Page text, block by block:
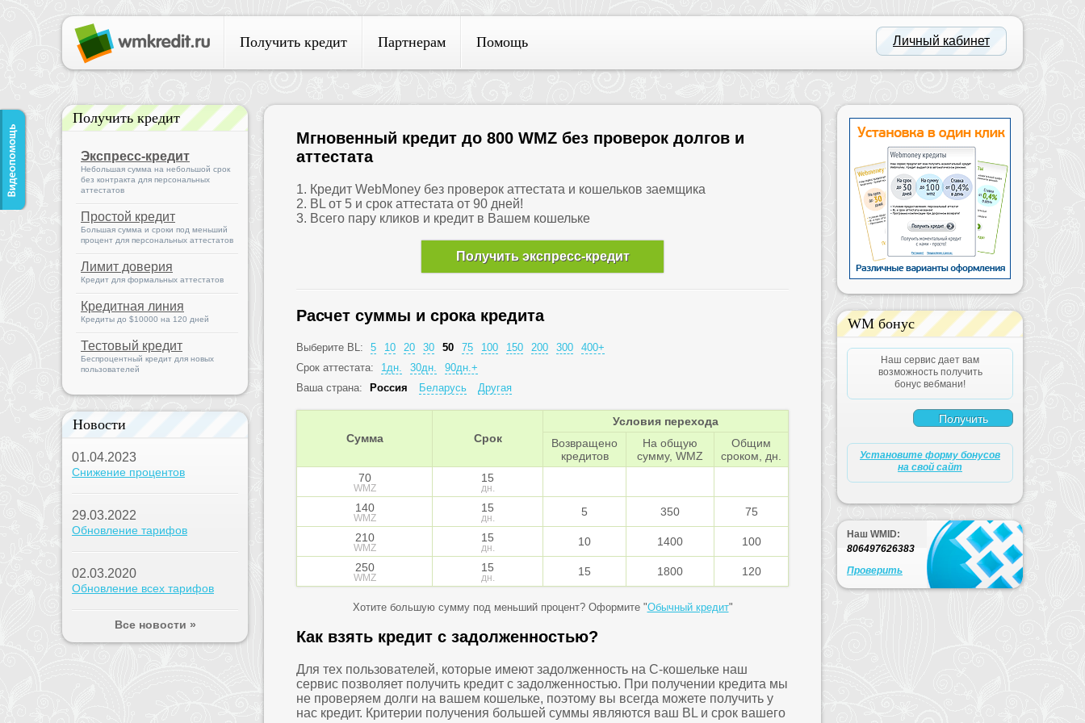
Получить кредит Партнерам Помощь Личный кабинет
Получить кредит
Экспресс-кредит
Небольшая сумма на небольшой срок
без контракта для персональных
аттестатов
Простой кредит
Большая сумма и сроки под меньший
процент для персональных аттестатов
Лимит доверия
Кредит для формальных аттестатов
Кредитная линия
Кредиты до $10000 на 120 дней
Тестовый кредит
Беспроцентный кредит для новых
пользователей
Новости
01.04.2023
Снижение процентов
29.03.2022
Обновление тарифов
02.03.2020
Обновление всех тарифов
Все новости »
Мгновенный кредит до 800 WMZ без проверок долгов и
аттестата
1. Кредит WebMoney без проверок аттестата и кошельков заемщика
2. BL от 5 и срок аттестата от 90 дней!
3. Всего пару кликов и кредит в Вашем кошельке
Получить экспресс-кредит
Расчет суммы и срока кредита
Выберите BL: 5 10 20 30 50 75 100 150 200 300
400+
Срок аттестата:
1дн. 30дн.
90дн.+
Ваша страна:
Россия Беларусь Другая
Сумма Срок
Условия перехода
Возвращено
кредитов
На общую
сумму, WMZ
Общим
сроком, дн.
70
WMZ
15
дн.
140
WMZ
15
дн. 5 350
75
210
WMZ
15
дн. 10 1400
100
250
WMZ
15
дн. 15 1800 120
Хотите большую сумму под меньший процент? Оформите "Обычный кредит"
Как взять кредит с задолженностью?
Для тех пользователей, которые имеют задолженность на C-кошельке наш
сервис позволяет получить кредит с задолженностью. При получении кредита мы
не проверяем долги на вашем кошельке, поэтому вы всегда можете получить у
нас кредит. Критерии получения большей суммы являются ваш BL и срок вашего
WM бонус
Наш сервис дает вам
возможность получить
бонус вебмани!
Установите форму бонусов
на свой сайт
Наш WMID:
806497626383
Проверить